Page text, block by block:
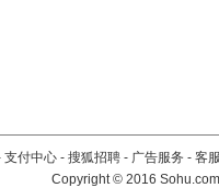
支付中心 - 搜狐招聘 - 广告服务 - 客
Copyright©2016